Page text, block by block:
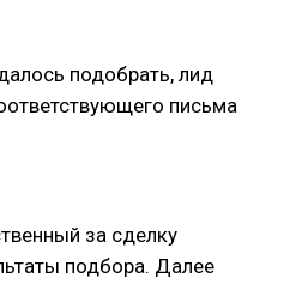
подобрать, лид
письма
за сделку
подбора. Далее